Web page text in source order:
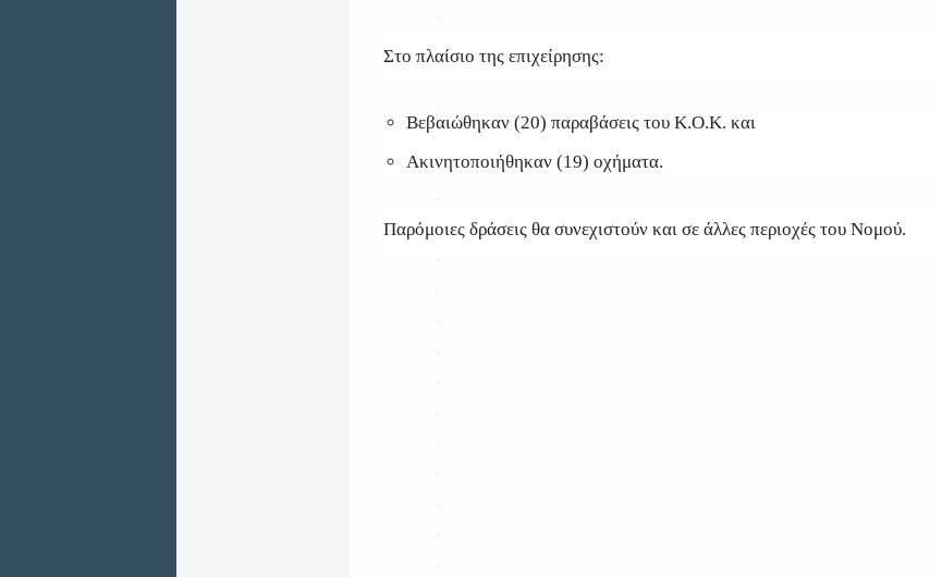
Στο πλαίσιο της επιχείρησης:
Βεβαιώθηκαν (20) παραβάσεις του Κ.Ο.Κ. και
Ακινητοποιήθηκαν (19) οχήματα.
Παρόμοιες δράσεις θα συνεχιστούν και σε άλλες περιοχές του Νομού.